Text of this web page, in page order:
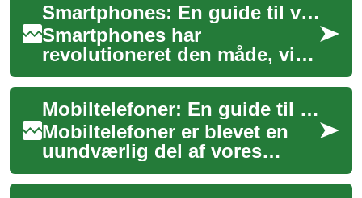
Smartphones: En guide til valg og brug af moderne mobiltelefoner
Smartphones har
revolutioneret den måde, vi
kommunikerer, arbejder og
lever på. Disse avancerede
mobiltelefoner er bl...
Mobiltelefoner: En guide til smarte enheder, finansiering og betaling
Mobiltelefoner er blevet en
uundværlig del af vores
hverdag. Fra kommunikation
og underholdning til arbejde